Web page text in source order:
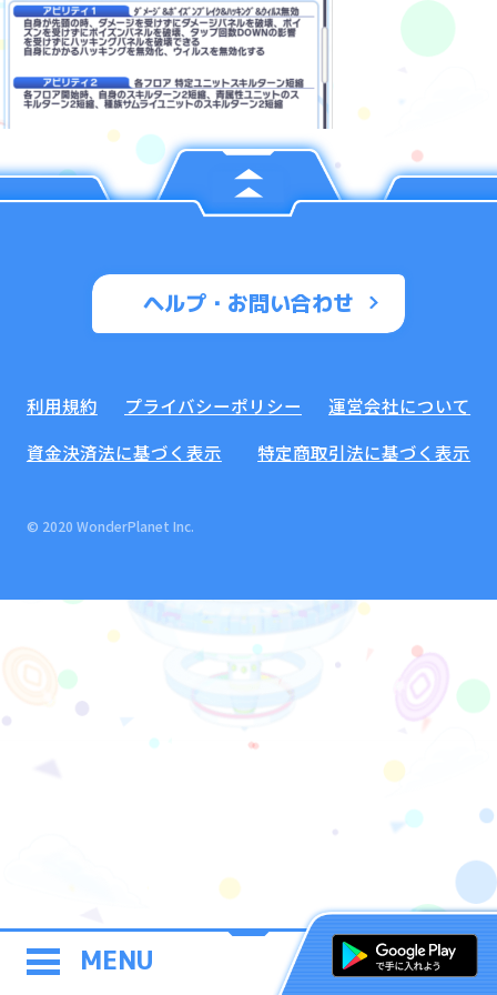
MENU
ヘルプ・お問い合わせ
利用規約 プライバシーポリシー
運営会社について
資金決済法に基づく表示
特定商取引法に基づく表示
© 2020 WonderPlanet Inc.